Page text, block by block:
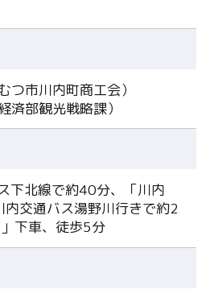
市川内町商工会）
部観光戦略課）
下北線で約40分、「川内
内交通バス湯野川行きで約2
下車、徒歩5分